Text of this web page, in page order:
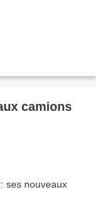
camions